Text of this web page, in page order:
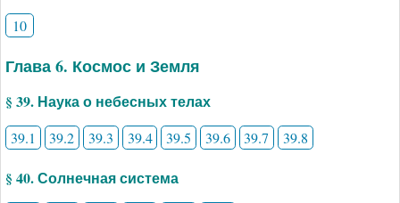
10
Глава 6. Космос и Земля
§ 39. Наука о небесных телах
39.1 39.2 39.3 39.4 39.5 39.6 39.7 39.8
§ 40. Солнечная система